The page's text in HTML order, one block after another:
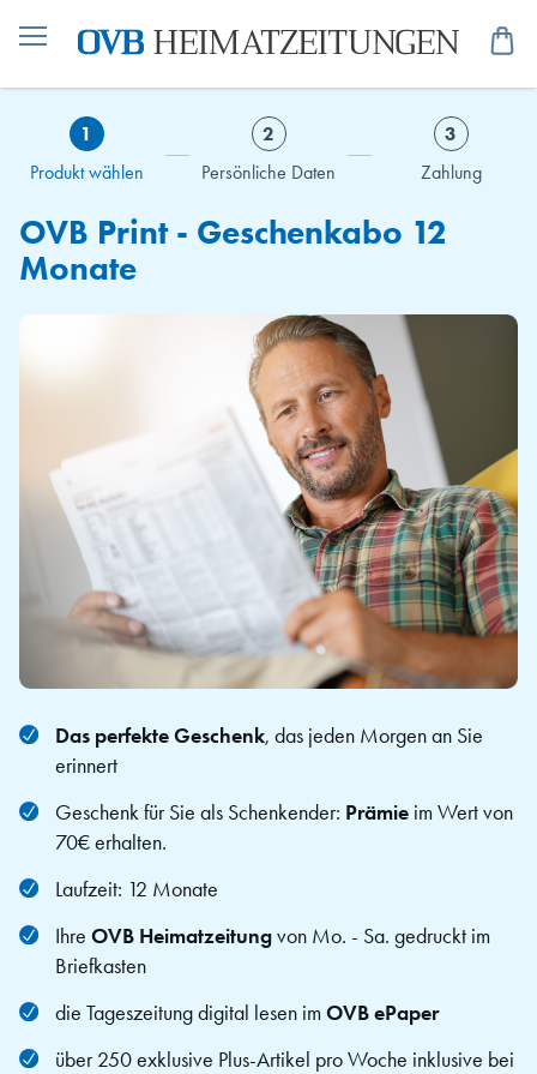
1
Produkt wählen
2
Persönliche Daten
3
Zahlung
OVB Print - Geschenkabo 12
Monate
Das perfekte Geschenk, das jeden Morgen an Sie
erinnert
Geschenk für Sie als Schenkender: Prämie im Wert von
70€ erhalten.
Laufzeit: 12 Monate
Ihre OVB Heimatzeitungvon Mo. - Sa. gedruckt im
Briefkasten
die Tageszeitung digital lesen im OVB ePaper
über 250 exklusive Plus-Artikel pro Woche inklusive bei